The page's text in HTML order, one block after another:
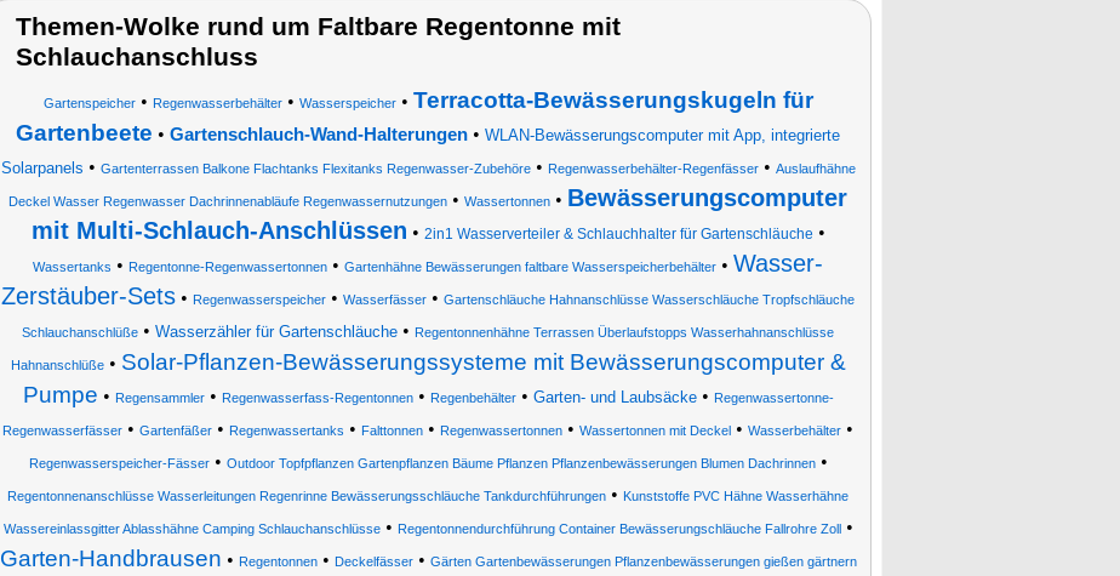
Themen-Wolke rund um Faltbare Regentonne mit
Schlauchanschluss
Gartenspeicher• Regenwasserbehälter• Wasserspeicher• Terracotta-Bewässerungskugeln für
Gartenbeete • Gartenschlauch-Wand-Halterungen • WLAN-Bewässerungscomputer mit App, integrierte
Solarpanels • Gartenterrassen Balkone Flachtanks Flexitanks Regenwasser-Zubehöre• Regenwasserbehälter-Regenfässer• Auslaufhähne
Deckel Wasser Regenwasser Dachrinnenabläufe Regenwassernutzungen • Wassertonnen • Bewässerungscomputer
mit Multi-Schlauch-Anschlüssen • 2in1 Wasserverteiler & Schlauchhalter für Gartenschläuche •
Wassertanks • Regentonne-Regenwassertonnen • Gartenhähne Bewässerungen faltbare Wasserspeicherbehälter • Wasser-
Zerstäuber-Sets • Regenwasserspeicher • Wasserfässer • Gartenschläuche Hahnanschlüsse Wasserschläuche Tropfschläuche
Schlauchanschlüße • Wasserzähler für Gartenschläuche • Regentonnenhähne Terrassen Überlaufstopps Wasserhahnanschlüsse
Hahnanschlüße• Solar-Pflanzen-Bewässerungssysteme mit Bewässerungscomputer &
Pumpe • Regensammler• Regenwasserfass-Regentonnen• Regenbehälter• Garten- und Laubsäcke• Regenwassertonne-
Regenwasserfässer • Gartenfäßer • Regenwassertanks • Falttonnen • Regenwassertonnen • Wassertonnen mit Deckel • Wasserbehälter •
Regenwasserspeicher-Fässer• Outdoor Topfpflanzen Gartenpflanzen Bäume Pflanzen Pflanzenbewässerungen Blumen Dachrinnen•
Regentonnenanschlüsse Wasserleitungen Regenrinne Bewässerungsschläuche Tankdurchführungen • Kunststoffe PVC Hähne Wasserhähne
Wassereinlassgitter Ablasshähne Camping Schlauchanschlüsse• Regentonnendurchführung Container Bewässerungschläuche Fallrohre Zoll•
Garten-Handbrausen • Regentonnen• Deckelfässer• Gärten Gartenbewässerungen Pflanzenbewässerungen gießen gärtnern